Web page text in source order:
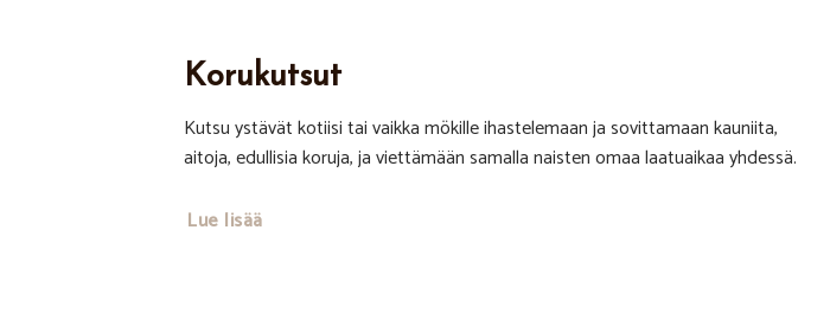
Korukutsut
Kutsu ystävät kotiisi tai vaikka mökille ihastelemaan ja sovittamaan kauniita,
aitoja, edullisia koruja, ja viettämään samalla naisten omaa laatuaikaa yhdessä.
Lue lisää